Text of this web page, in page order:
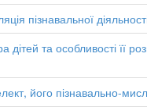
пізнавальної
та особливості її
його пізнавально-